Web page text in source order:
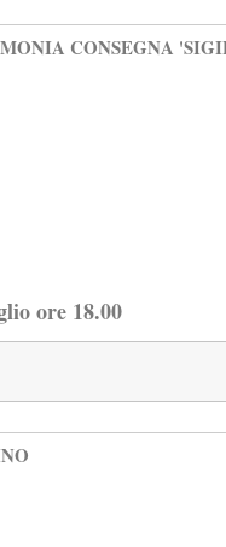
CONSEGNA
ore 18.00